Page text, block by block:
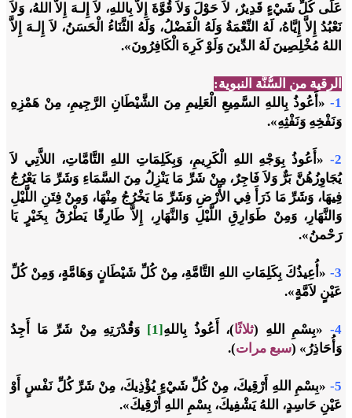
عَلَى كُلِّ شَيْءٍ قَدِيرٌ، لاَ حَوْلَ وَلاَ قُوَّةَ إِلاَّ بِاللهِ، لاَ إِلـهَ إِلاَّ اللهُ، وَلاَ
نَعْبُدُ إِلاَّ إِيَّاهُ، لَهُ النِّعْمَةُ وَلَهُ الْفَضْلُ، وَلَهُ الثَّنَاءُ الْحَسَنُ، لاَ إِلـهَ إِلاَّ
اللهُ مُخْلِصِينَ لَهُ الدِّينَ وَلَوْ كَرِهَ الْكَافِرُونَ».
الرقية من السُّنَّة النبوية:
1-
«أَعُوذُ بِاللهِ السَّمِيعِ الْعَلِيمِ مِنَ الشَّيْطَانِ الرَّجِيمِ، مِنْ هَمْزِهِ
وَنَفْخِهِ وَنَفْثِهِ».
2-
«أَعُوذُ بِوَجْهِ اللهِ الْكَرِيمِ، وَبِكَلِمَاتِ اللهِ التَّامَّاتِ، اللاَّتِي لاَ
يُجَاوِزُهُنَّ بَرٌّ وَلاَ فَاجِرٌ، مِنْ شَرِّ مَا يَنْزِلُ مِنَ السَّمَاءِ وَشَرِّ مَا يَعْرُجُ
فِيهَا، وَشَرِّ مَا ذَرَأَ فِي الأَْرْضِ وَشَرِّ مَا يَخْرُجُ مِنْهَا، وَمِنْ فِتَنِ اللَّيْلِ
وَالنَّهَارِ، وَمِنْ طَوَارِقِ اللَّيْلِ وَالنَّهَارِ، إِلاَّ طَارِقًا يَطْرُقُ بِخَيْرٍ يَا
رَحْمنُ».
3-
«أُعِيذُكَ بِكَلِمَاتِ اللهِ التَّامَّةِ، مِنْ كُلِّ شَيْطَانٍ وَهَامَّةٍ، وَمِنْ كُلِّ
عَيْنٍ لاَمَّةٍ».
4- «بِسْمِ اللهِ (ثلاثًا)، أَعُوذُ بِاللهِ[1]
وَقُدْرَتِهِ مِنْ شَرِّ مَا أَجِدُ
وَأُحَاذِرُ» (سبع مرات).
5-
«بِسْمِ اللهِ أَرْقِيكَ، مِنْ كُلِّ شَيْءٍ يُؤْذِيكَ، مِنْ شَرِّ كُلِّ نَفْسٍ أَوْ
عَيْنِ حَاسِدٍ، اللهُ يَشْفِيكَ، بِسْمِ اللهِ أَرْقِيكَ».